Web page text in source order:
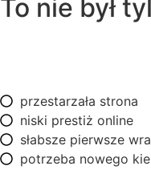
To nie był
przestarzała strona
niski prestiż online
słabsze pierwsze
potrzeba nowego